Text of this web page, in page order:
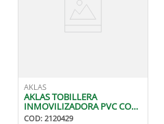
AKLAS
AKLAS TOBILLERA
INMOVILIZADORA PVC CON
CIERRE TALLA S
COD: 2120429